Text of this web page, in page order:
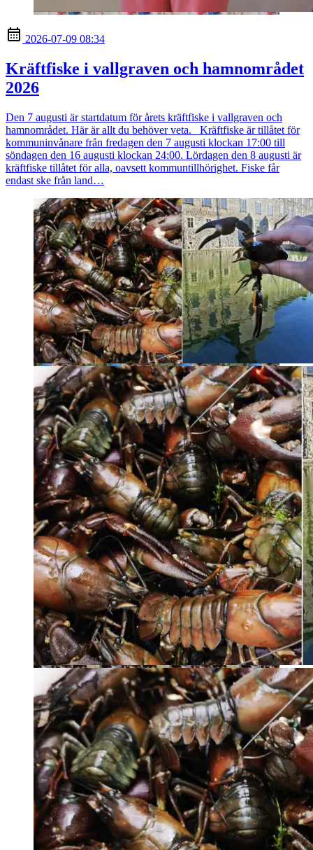
2026-07-09 08:34
Kräftfiske i vallgraven och hamnområdet
2026
Den 7 augusti är startdatum för årets kräftfiske i vallgraven och
hamnområdet. Här är allt du behöver veta. Kräftfiske är tillåtet för
kommuninvånare från fredagen den 7 augusti klockan 17:00 till
söndagen den 16 augusti klockan 24:00. Lördagen den 8 augusti är
kräftfiske tillåtet för alla, oavsett kommuntillhörighet. Fiske får
endast ske från land…